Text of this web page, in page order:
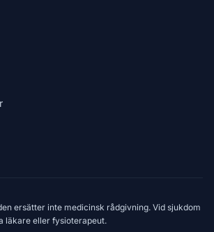
ersätter inte medicinsk rådgivning. Vid sjukdom
läkare eller fysioterapeut.